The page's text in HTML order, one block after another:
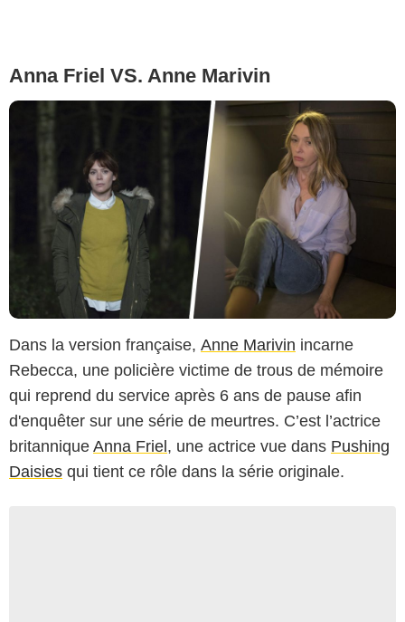
Anna Friel VS. Anne Marivin
Dans la version française, Anne Marivin incarne
Rebecca, une policière victime de trous de mémoire
qui reprend du service après 6 ans de pause afin
d'enquêter sur une série de meurtres. C’est l’actrice
britannique Anna Friel , une actrice vue dans Pushing
Daisies qui tient ce rôle dans la série originale.